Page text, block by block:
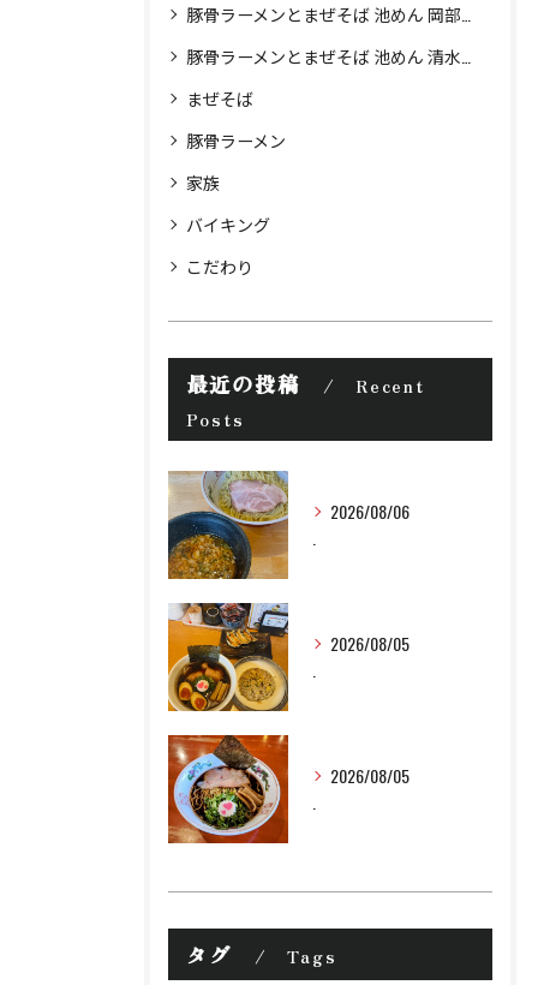
豚骨ラーメンとまぜそば 池めん 岡部店
豚骨ラーメンとまぜそば 池めん 清水町店
まぜそば
豚骨ラーメン
家族
バイキング
こだわり
最近の投稿
Recent
Posts
2026/08/06
2026/08/05
2026/08/05
タグ Tags